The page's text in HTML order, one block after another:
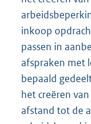
inkoop
passen in
afspraken met
bepaald
het creëren
afstand tot de